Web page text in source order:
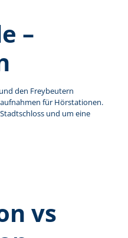
–
den Freybeutern
für Hörstationen.
und um eine
vs